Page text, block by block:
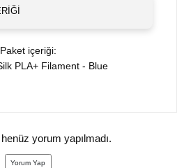
Paket içeriği:
PLA+ Filament - Blue
yorum yapılmadı.
Yorum Yap